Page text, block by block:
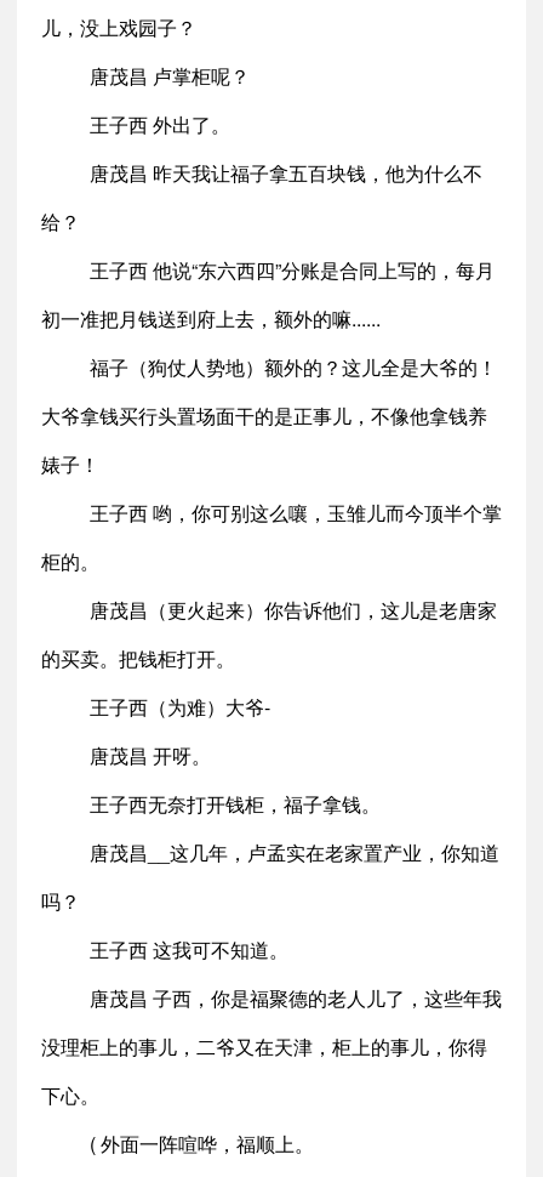
儿，没上戏园子？
唐茂昌 卢掌柜呢？
王子西 外出了。
唐茂昌 昨天我让福子拿五百块钱，他为什么不
给？
王子西 他说“东六西四”分账是合同上写的，每月
初一准把月钱送到府上去，额外的嘛......
福子（狗仗人势地）额外的？这儿全是大爷的！
大爷拿钱买行头置场面干的是正事儿，不像他拿钱养
婊子！
王子西 哟，你可别这么嚷，玉雏儿而今顶半个掌
柜的。
唐茂昌（更火起来）你告诉他们，这儿是老唐家
的买卖。把钱柜打开。
王子西（为难）大爷-
唐茂昌 开呀。
王子西无奈打开钱柜，福子拿钱。
唐茂昌__这几年，卢孟实在老家置产业，你知道
吗？
王子西 这我可不知道。
唐茂昌 子西，你是福聚德的老人儿了，这些年我
没理柜上的事儿，二爷又在天津，柜上的事儿，你得
下心。
( 外面一阵喧哗，福顺上。